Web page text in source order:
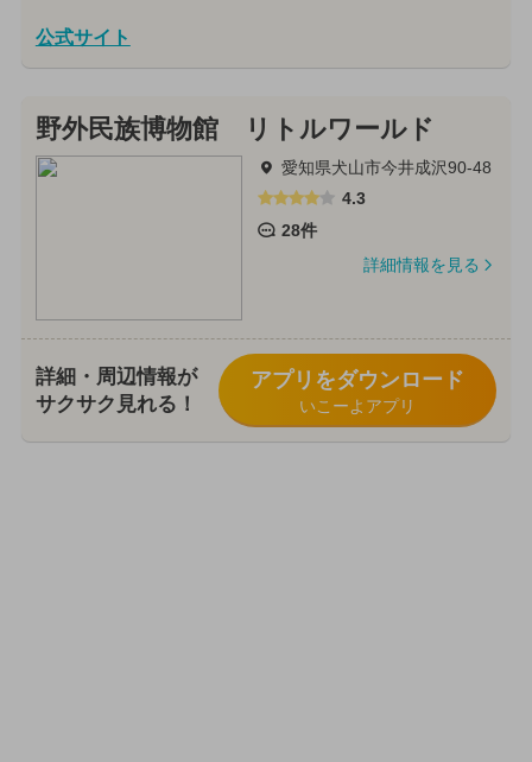
公式サイト
野外民族博物館 リトルワールド
愛知県犬山市今井成沢90-48
4.3
28件
詳細情報を見る
詳細・周辺情報が
サクサク見れる！
アプリをダウンロード
いこーよアプリ